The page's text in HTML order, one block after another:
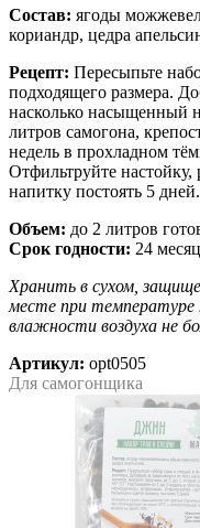
Состав: ягоды
кориандр, цедра
Рецепт: Пересыпьте
подходящего размера.
насколько насыщенный
литров самогона,
недель в прохладном
Отфильтруйте настойку,
напитку постоять 5 дней.
Объем: до 2 литров
Срок годности: 24
Хранить в сухом,
месте при температуре
влажности воздуха не
Артикул: opt0505
Для самогонщика